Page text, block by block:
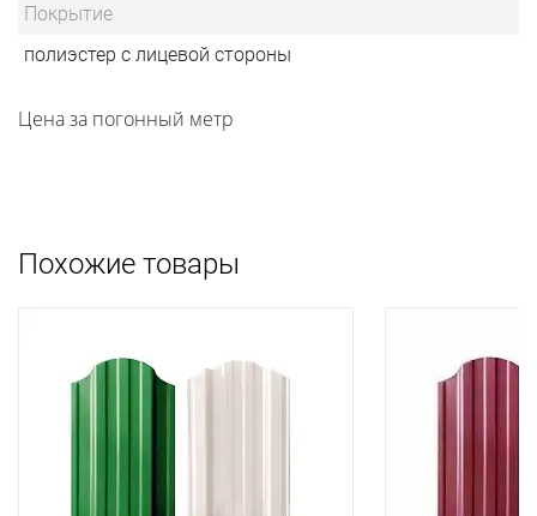
Покрытие
полиэстер с лицевой стороны
Цена за погонный метр
Похожие товары